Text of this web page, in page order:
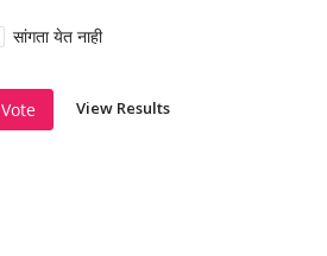
सांगता येत नाही
Vote View Results